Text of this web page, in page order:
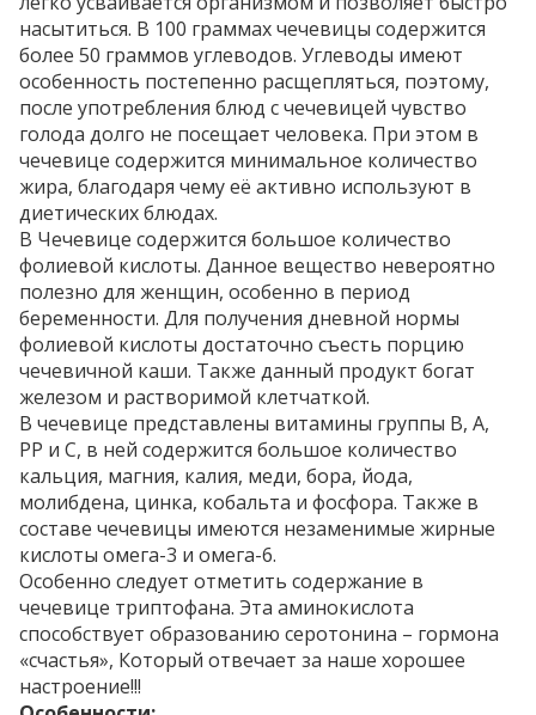
насытиться. В 100 граммах чечевицы содержится
более 50 граммов углеводов. Углеводы имеют
особенность постепенно расщепляться, поэтому,
после употребления блюд с чечевицей чувство
голода долго не посещает человека. При этом в
чечевице содержится минимальное количество
жира, благодаря чему её активно используют в
диетических блюдах.
В Чечевице содержится большое количество
фолиевой кислоты. Данное вещество невероятно
полезно для женщин, особенно в период
беременности. Для получения дневной нормы
фолиевой кислоты достаточно съесть порцию
чечевичной каши. Также данный продукт богат
железом и растворимой клетчаткой.
В чечевице представлены витамины группы В, А,
РР и С, в ней содержится большое количество
кальция, магния, калия, меди, бора, йода,
молибдена, цинка, кобальта и фосфора. Также в
составе чечевицы имеются незаменимые жирные
кислоты омега-3 и омега-6.
Особенно следует отметить содержание в
чечевице триптофана. Эта аминокислота
способствует образованию серотонина – гормона
«счастья», Который отвечает за наше хорошее
настроение!!!